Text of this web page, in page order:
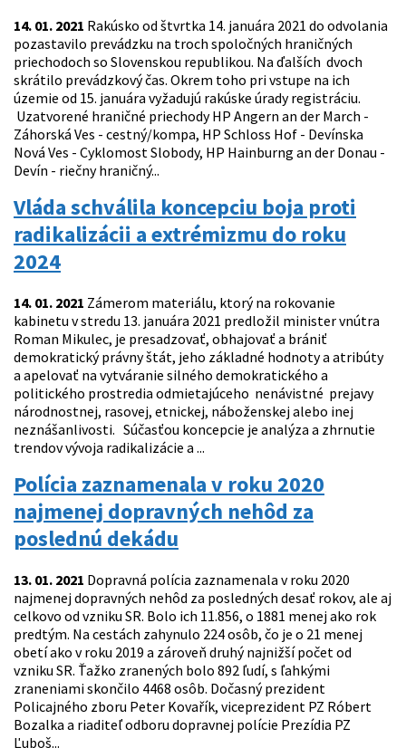
14. 01. 2021 Rakúsko od štvrtka 14. januára 2021 do odvolania
pozastavilo prevádzku na troch spoločných hraničných
priechodoch so Slovenskou republikou. Na ďalších dvoch
skrátilo prevádzkový čas. Okrem toho pri vstupe na ich
územie od 15. januára vyžadujú rakúske úrady registráciu.
Uzatvorené hraničné priechody HP Angern an der March -
Záhorská Ves - cestný/kompa, HP Schloss Hof - Devínska
Nová Ves - Cyklomost Slobody, HP Hainburng an der Donau -
Devín - riečny hraničný...
Vláda schválila koncepciu boja proti
radikalizácii a extrémizmu do roku
2024
14. 01. 2021 Zámerom materiálu, ktorý na rokovanie
kabinetu v stredu 13. januára 2021 predložil minister vnútra
Roman Mikulec, je presadzovať, obhajovať a brániť
demokratický právny štát, jeho základné hodnoty a atribúty
a apelovať na vytváranie silného demokratického a
politického prostredia odmietajúceho nenávistné prejavy
národnostnej, rasovej, etnickej, náboženskej alebo inej
neznášanlivosti. Súčasťou koncepcie je analýza a zhrnutie
trendov vývoja radikalizácie a ...
Polícia zaznamenala v roku 2020
najmenej dopravných nehôd za
poslednú dekádu
13. 01. 2021 Dopravná polícia zaznamenala v roku 2020
najmenej dopravných nehôd za posledných desať rokov, ale aj
celkovo od vzniku SR. Bolo ich 11.856, o 1881 menej ako rok
predtým. Na cestách zahynulo 224 osôb, čo je o 21 menej
obetí ako v roku 2019 a zároveň druhý najnižší počet od
vzniku SR. Ťažko zranených bolo 892 ľudí, s ľahkými
zraneniami skončilo 4468 osôb. Dočasný prezident
Policajného zboru Peter Kovařík, viceprezident PZ Róbert
Bozalka a riaditeľ odboru dopravnej polície Prezídia PZ
Ľuboš...